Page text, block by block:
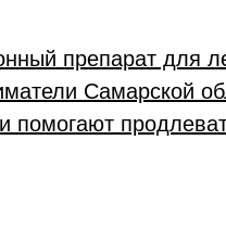
препарат для
Самарской
помогают